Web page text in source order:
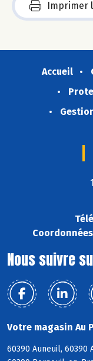
Imprimer
Accueil
Coordonnées
Nous suivre
Votre magasin Au
60390 Auneuil, 60390